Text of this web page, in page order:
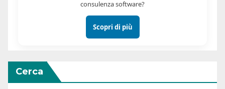
Cerca
consulenza software?
Scopri di più